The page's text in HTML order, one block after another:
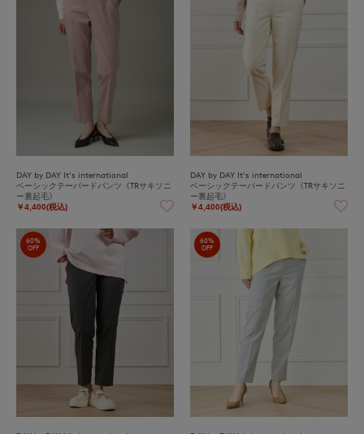
DAY by DAY It's international
ベーシックテーパードパンツ《TRサキソニ
ー裏起毛》
￥4,400(税込)
DAY by DAY It's international
ベーシックテーパードパンツ《TRサキソニ
ー裏起毛》
￥4,400(税込)
60%
OFF
60%
OFF